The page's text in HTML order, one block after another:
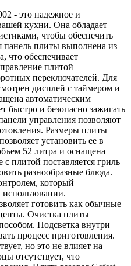
- это надежное и
кухни. Она обладает
чтобы обеспечить
панель плиты выполнена из
что обеспечивает
плитой
переключателей. Для
дисплей с таймером и
автоматическим
быстро и безопасно зажигать
управления позволяют
Размеры плиты
установить ее в
52 литра и оснащена
плитой поставляется гриль
разнообразные блюда.
который
использовании.
готовить как обычные
Очистка плиты
Подсветка внутри
процесс приготовления.
но это не влияет на
отсутствует, что